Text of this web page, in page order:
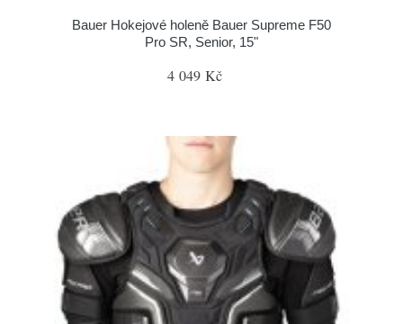
Bauer Hokejové holeně Bauer Supreme F50
Pro SR, Senior, 15"
4 049 Kč